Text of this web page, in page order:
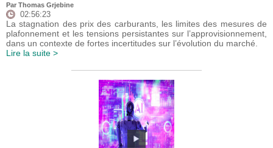
Par Thomas Grjebine
02:56:23
La stagnation des prix des carburants, les limites des mesures de
plafonnement et les tensions persistantes sur l’approvisionnement,
dans un contexte de fortes incertitudes sur l’évolution du marché.
Lire la suite >